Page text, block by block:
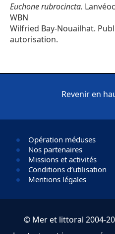
Euchone rubrocincta.
WBN
Wilfried Bay-Nouailhat.
autorisation.
Revenir en
Opération méduses
Nos partenaires
Missions et activités
Conditions d’utilisation
Mentions légales
© Mer et littoral 2004-